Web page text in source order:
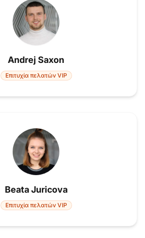
Andrej Saxon
Επιτυχία πελατών VIP
Beata Juricova
Επιτυχία πελατών VIP